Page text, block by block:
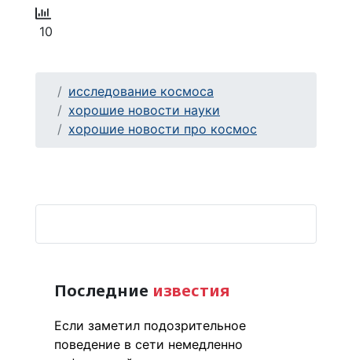
10
исследование космоса
хорошие новости науки
хорошие новости про космос
Последние известия
Если заметил подозрительное
поведение в сети немедленно